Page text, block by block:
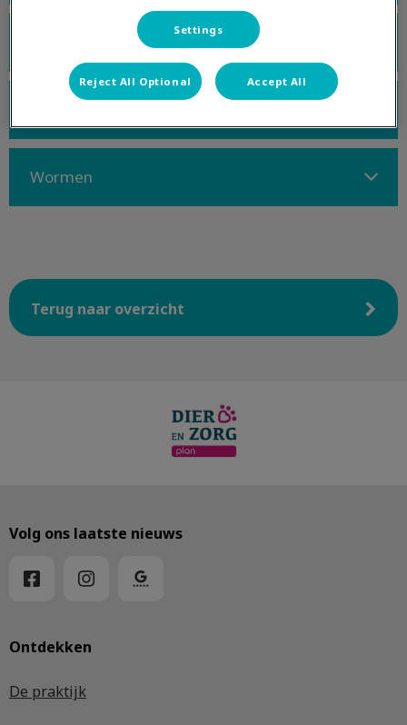
Wormen
Terug naar overzicht
Ontdekken
De praktijk
Volg ons laatste nieuws
Settings
Reject All Optional Accept All